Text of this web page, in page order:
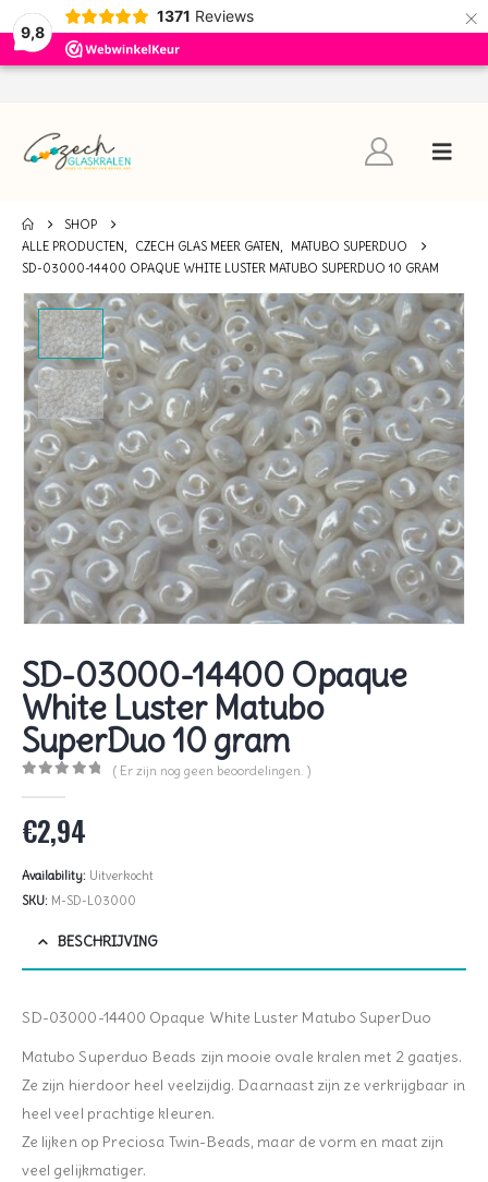
9,8
1371 Reviews ×
SHOP
ALLE PRODUCTEN, CZECH GLAS MEER GATEN,
MATUBO SUPERDUO
SD-03000-14400 OPAQUE WHITE LUSTER MATUBO SUPERDUO 10 GRAM
SD-03000-14400 Opaque
White Luster Matubo
SuperDuo 10 gram
( Er zijn nog geen beoordelingen. )
€2,94
Availability: Uitverkocht
SKU: M-SD-L03000
BESCHRIJVING
SD-03000-14400 Opaque White Luster Matubo SuperDuo
Matubo Superduo Beads zijn mooie ovale kralen met 2 gaatjes.
Ze zijn hierdoor heel veelzijdig. Daarnaast zijn ze verkrijgbaar in
heel veel prachtige kleuren.
Ze lijken op Preciosa Twin-Beads, maar de vorm en maat zijn
veel gelijkmatiger.